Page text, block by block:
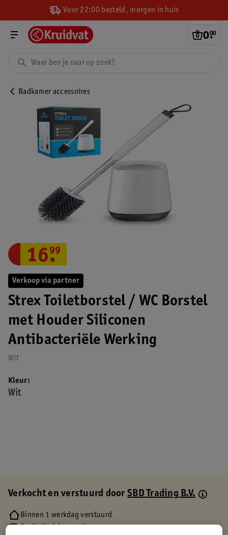
Voor 22:00 besteld, morgen in huis
0.
00
Badkamer accessoires
Verkoop via partner
Strex Toiletborstel / WC Borstel
met Houder Siliconen
Antibacteriële Werking
Wit
16.
99
Kleur
Wit
Verkocht en verstuurd doorSBD Trading B.V.
Binnen 1 werkdag verstuurd
Gratis thuisbezorgd